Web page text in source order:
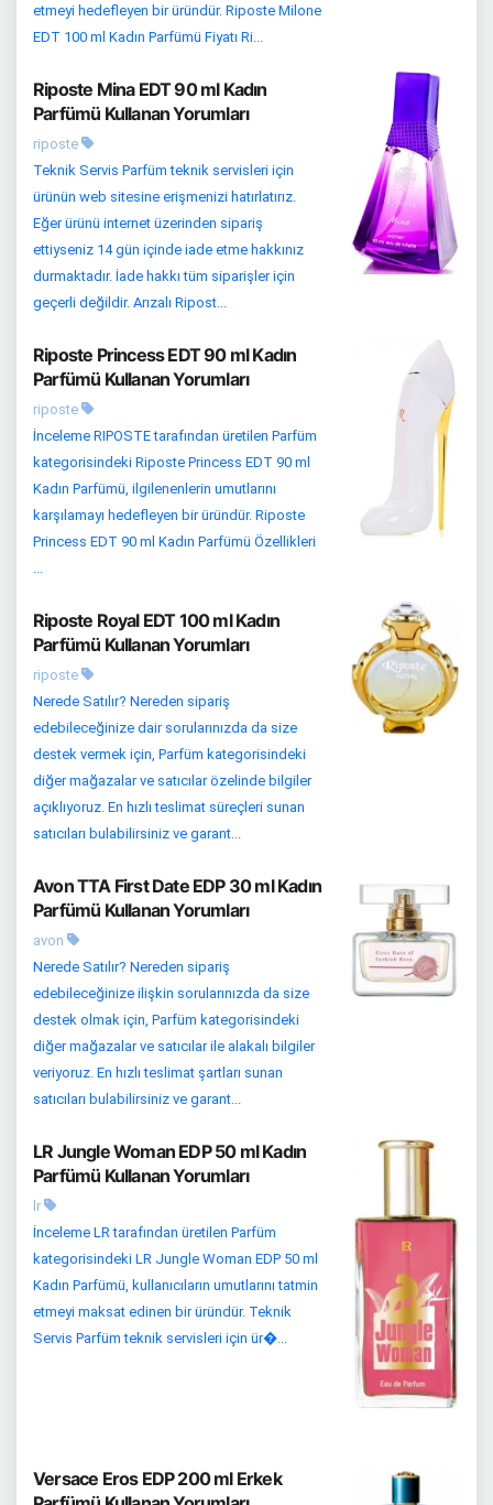
etmeyi hedefleyen bir üründür. Riposte Milone
EDT 100 ml Kadın Parfümü Fiyatı Ri...
Riposte Mina EDT 90 ml Kadın
Parfümü Kullanan Yorumları
riposte
Teknik Servis Parfüm teknik servisleri için
ürünün web sitesine erişmenizi hatırlatırız.
Eğer ürünü internet üzerinden sipariş
ettiyseniz 14 gün içinde iade etme hakkınız
durmaktadır. İade hakkı tüm siparişler için
geçerli değildir. Arızalı Ripost...
Riposte Princess EDT 90 ml Kadın
Parfümü Kullanan Yorumları
riposte
İnceleme RIPOSTE tarafından üretilen Parfüm
kategorisindeki Riposte Princess EDT 90 ml
Kadın Parfümü, ilgilenenlerin umutlarını
karşılamayı hedefleyen bir üründür. Riposte
Princess EDT 90 ml Kadın Parfümü Özellikleri
Riposte Royal EDT 100 ml Kadın
Parfümü Kullanan Yorumları
riposte
Nerede Satılır? Nereden sipariş
edebileceğinize dair sorularınızda da size
destek vermek için, Parfüm kategorisindeki
diğer mağazalar ve satıcılar özelinde bilgiler
açıklıyoruz. En hızlı teslimat süreçleri sunan
satıcıları bulabilirsiniz ve garant...
Avon TTA First Date EDP 30 ml Kadın
Parfümü Kullanan Yorumları
avon
Nerede Satılır? Nereden sipariş
edebileceğinize ilişkin sorularınızda da size
destek olmak için, Parfüm kategorisindeki
diğer mağazalar ve satıcılar ile alakalı bilgiler
veriyoruz. En hızlı teslimat şartları sunan
satıcıları bulabilirsiniz ve garant...
LR Jungle Woman EDP 50 ml Kadın
Parfümü Kullanan Yorumları
lr
İnceleme LR tarafından üretilen Parfüm
kategorisindeki LR Jungle Woman EDP 50 ml
Kadın Parfümü, kullanıcıların umutlarını tatmin
etmeyi maksat edinen bir üründür. Teknik
Servis Parfüm teknik servisleri için ür�...
Versace Eros EDP 200 ml Erkek